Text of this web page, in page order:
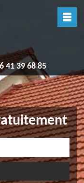
41 39 68 85